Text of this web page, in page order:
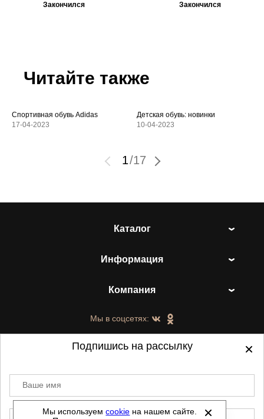
Закончился
Закончился
Читайте также
Спортивная обувь Adidas
17-04-2023
Детская обувь: новинки
10-04-2023
1/17
Каталог
Информация
Компания
Мы в соцсетях:
©2021-2026 - ShoesTown.ru - все права
защищены.
Мы используемcookie на нашем сайте.
Подпишись на рассылку
Ваше имя